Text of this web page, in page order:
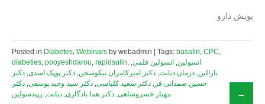
پویش دارو
Posted in Diabetes, Webinars by webadmin | Tags: basalin, CPC,
diabeties, pooyeshdarou, rapidsulin, انسولین, انسولین قلمی,
بازالین, درمان دیابت, دکتر امیرکامران نیکوسخن, دکتر پوپک اسدی, دکتر
حسین صمدانی فر , دکتر سعید کلباسی, دکتر سید وحید یوسفی, دکتر
مهیار خسروشاهی, دکتر هما یادگاری, دیابت, رپیدسولین